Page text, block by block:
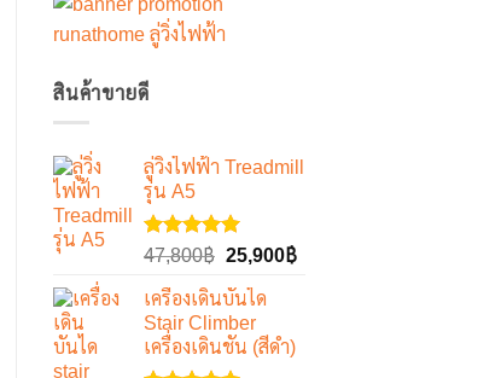
สินค้าขายดี
ลู่วิ่งไฟฟ้า Treadmill
รุ่น A5
ให้คะแนน
1-5
คะแนน
47,800฿ Original
was:
47,800฿.
25,900฿Current
เครื่องเดินบันได
Stair Climber
เครื่องเดินชัน (สีดำ)